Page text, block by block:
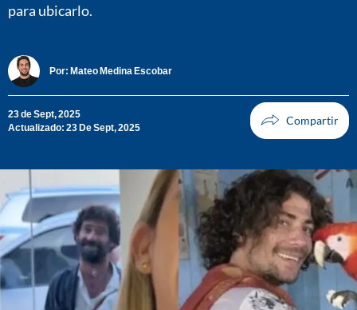
para ubicarlo.
Por: Mateo Medina Escobar
23 de Sept, 2025
Actualizado: 23 De Sept, 2025